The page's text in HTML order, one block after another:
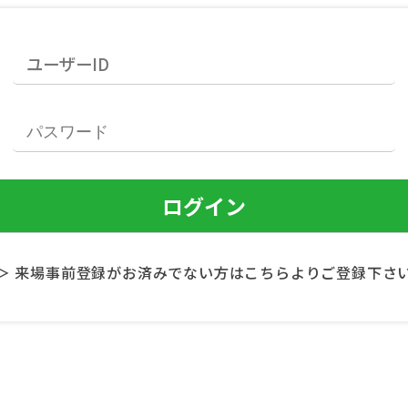
来場事前登録がお済みでない方はこちらよりご登録下さ